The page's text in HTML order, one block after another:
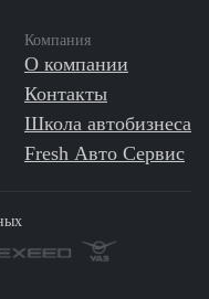
Компания
О компании
Контакты
Школа автобизнеса
Fresh Авто Сервис